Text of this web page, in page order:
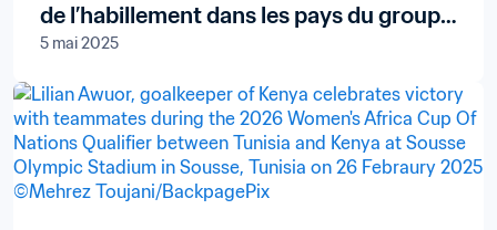
de l’habillement dans les pays du groupe
C-4+
5 mai 2025